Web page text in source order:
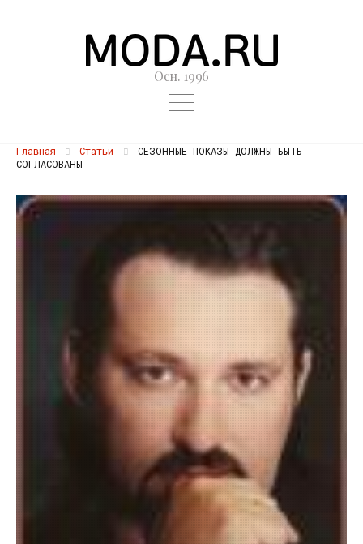
Осн. 1996
Главная Статьи
СЕЗОННЫЕ ПОКАЗЫ ДОЛЖНЫ БЫТЬ
СОГЛАСОВАНЫ